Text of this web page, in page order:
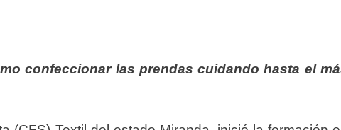
confeccionar las prendas cuidando hasta el